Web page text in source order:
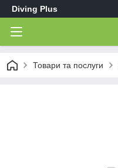
Diving Plus
Товари та послуги